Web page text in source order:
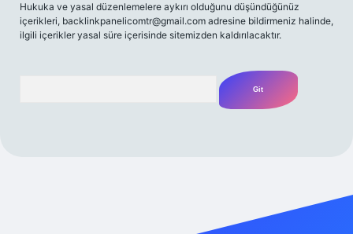
Hukuka ve yasal düzenlemelere aykırı olduğunu düşündüğünüz
içerikleri, backlinkpanelicomtr@gmail.com adresine bildirmeniz halinde,
ilgili içerikler yasal süre içerisinde sitemizden kaldırılacaktır.
www.betexper.xyz/